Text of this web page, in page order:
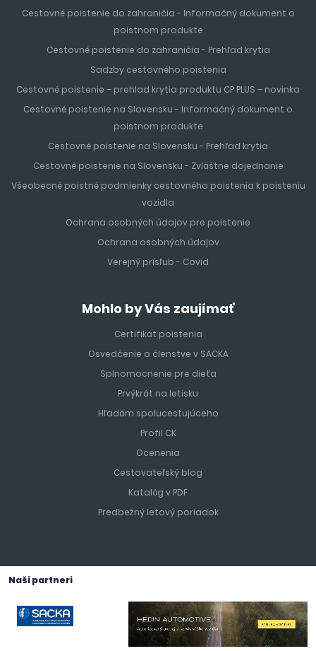
Cestovné poistenie do zahraničia - Informačný dokument o
poistnom produkte
Cestovné poistenie do zahraničia - Prehľad krytia
Sadzby cestovného poistenia
Cestovné poistenie – prehlad krytia produktu CP PLUS – novinka
Cestovné poistenie na Slovensku - Informačný dokument o
poistnom produkte
Cestovné poistenie na Slovensku - Prehľad krytia
Cestovné poistenie na Slovensku - Zvláštne dojednanie
Všeobecné poistné podmienky cestovného poistenia k poisteniu
vozidla
Ochrana osobných údajov pre poistenie
Ochrana osobných údajov
Verejný prísľub - Covid
Mohlo by Vás zaujímať
Certifikát poistenia
Osvedčenie o členstve v SACKA
Splnomocnenie pre dieťa
Prvýkrát na letisku
Hľadám spolucestujúceho
Profil CK
Ocenenia
Cestovateľský blog
Katalóg v PDF
Predbežný letový poriadok
Naši partneri